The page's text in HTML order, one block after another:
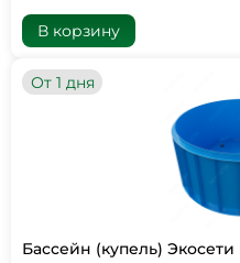
В корзину
От 1 дня
Бассейн (купель) Экосети